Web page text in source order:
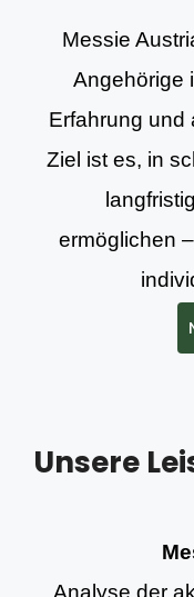
Messie
Angehörige
Erfahrung und
Ziel ist es, in
ermöglichen
Unsere
Analyse der